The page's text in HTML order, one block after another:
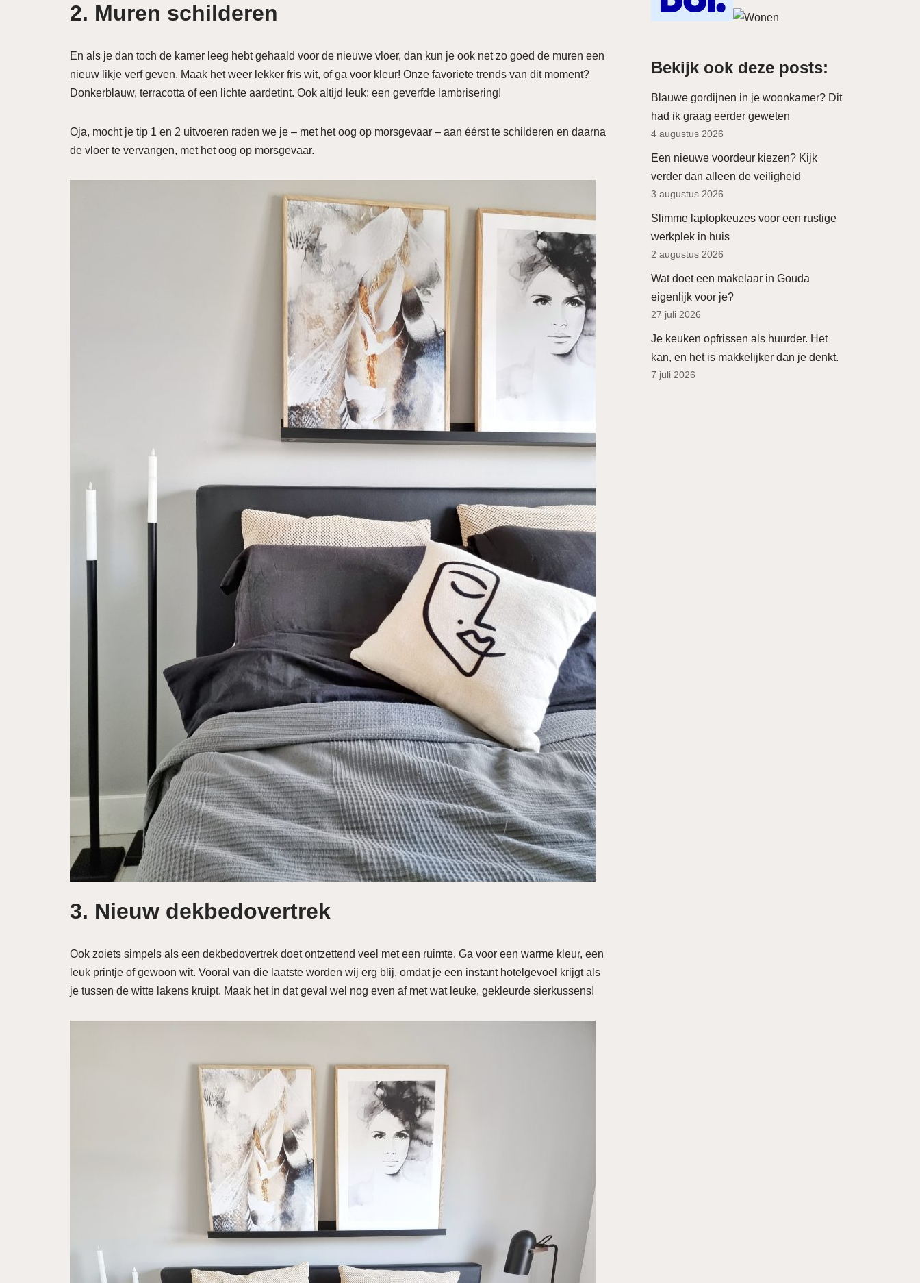
2. Muren schilderen
En als je dan toch de kamer leeg hebt gehaald voor de nieuwe vloer, dan kun je ook net zo goed de muren een
nieuw likje verf geven. Maak het weer lekker fris wit, of ga voor kleur! Onze favoriete trends van dit moment?
Donkerblauw, terracotta of een lichte aardetint. Ook altijd leuk: een geverfde lambrisering!
Oja, mocht je tip 1 en 2 uitvoeren raden we je – met het oog op morsgevaar – aan éérst te schilderen en daarna
de vloer te vervangen, met het oog op morsgevaar.
3. Nieuw dekbedovertrek
Ook zoiets simpels als een dekbedovertrek doet ontzettend veel met een ruimte. Ga voor een warme kleur, een
leuk printje of gewoon wit. Vooral van die laatste worden wij erg blij, omdat je een instant hotelgevoel krijgt als
je tussen de witte lakens kruipt. Maak het in dat geval wel nog even af met wat leuke, gekleurde sierkussens!
Bekijk ook deze posts:
Blauwe gordijnen in je woonkamer? Dit
had ik graag eerder geweten
4 augustus 2026
Een nieuwe voordeur kiezen? Kijk
verder dan alleen de veiligheid
3 augustus 2026
Slimme laptopkeuzes voor een rustige
werkplek in huis
2 augustus 2026
Wat doet een makelaar in Gouda
eigenlijk voor je?
27 juli 2026
Je keuken opfrissen als huurder. Het
kan, en het is makkelijker dan je denkt.
7 juli 2026